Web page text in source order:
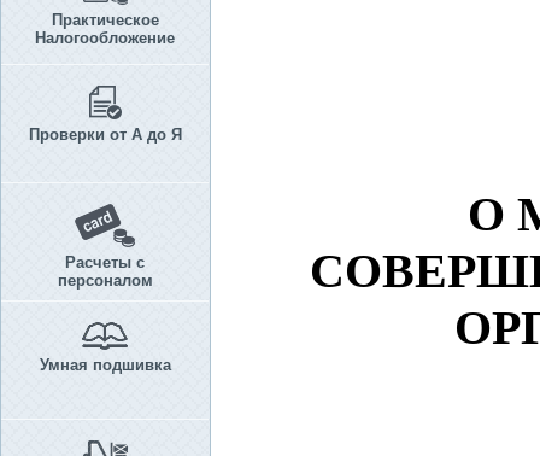
Практическое
Налогообложение
Проверки от А до Я
Расчеты с
персоналом
Умная подшивка
О